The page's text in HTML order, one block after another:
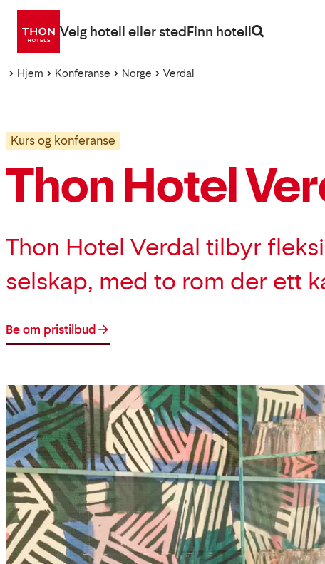
Gå
direkte
Velg hotell eller stedFinn hotell
Hjem Konferanse Norge Verdal
Kurs og konferanse
Thon Hotel
Thon Hotel Verdal tilbyr
selskap, med to rom der ett
Be om pristilbud